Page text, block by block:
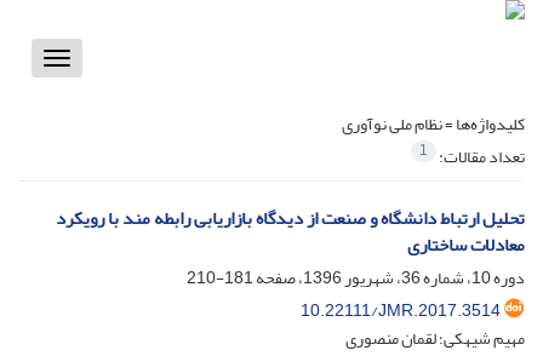
Toggle
کلیدواژه‌ها =نظام ملی نوآوری
تعداد مقالات: 1
تحلیل ارتباط دانشگاه و صنعت از دیدگاه بازاریابی رابطه مند با رویکرد
معادلات ساختاری
دوره 10، شماره 36، شهریور 1396، صفحه
181-210
10.22111/JMR.2017.3514
مهیم شیهکی؛ لقمان منصوری